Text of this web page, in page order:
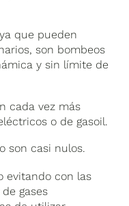
que pueden
son bombeos
y sin límite de
cada vez más
o de gasoil.
son casi nulos.
evitando con las
gases